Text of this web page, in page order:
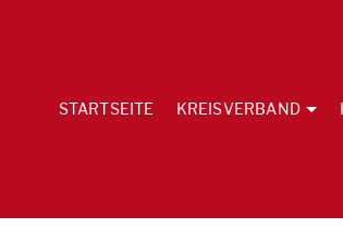
STARTSEITE KREISVERBAND